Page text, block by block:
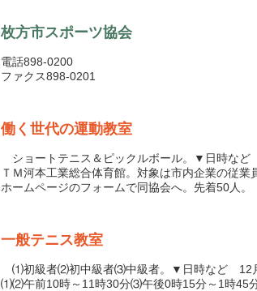
枚方市スポーツ協会
電話898-0200
ファクス898-0201
働く世代の運動教室
ショートテニス＆ピックルボール。▼日時な
ＴＭ河本工業総合体育館。対象は市内企業の従
ホームページのフォームで同協会へ。先着50人。
一般テニス教室
⑴初級者⑵初中級者⑶中級者。▼日時など 12月
⑴⑵午前10時～11時30分⑶午後0時15分～1時45